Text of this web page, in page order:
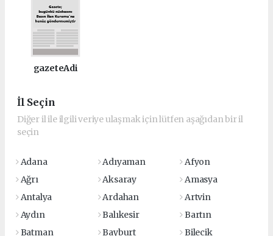
gazeteAdi
İl Seçin
Diğer il ile ilgili veriye ulaşmak için lütfen aşağıdan bir il
seçin
Adana Adıyaman
Afyon
Ağrı
Aksaray
Amasya
Antalya
Ardahan
Artvin
Aydın
Balıkesir
Bartın
Batman
Bayburt
Bilecik